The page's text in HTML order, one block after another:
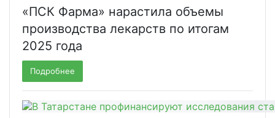
«ПСК Фарма» нарастила объемы
производства лекарств по итогам
2025 года
Подробнее